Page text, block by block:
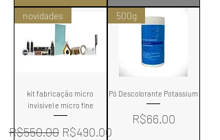
novidades
kit fabricação micro
invisivel e micro fine
Regular Price
R$550.00 Sale Price
R$490.00
500g
Pó Descolorante Potassium
Price
R$66.00